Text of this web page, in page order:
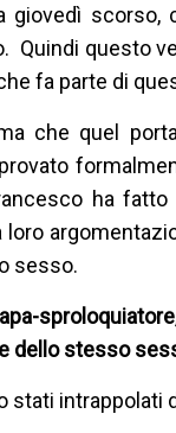
giovedì scorso,
Quindi questo
fa parte di
che quel
ha fatto
loro
sesso.
dello stesso
stati